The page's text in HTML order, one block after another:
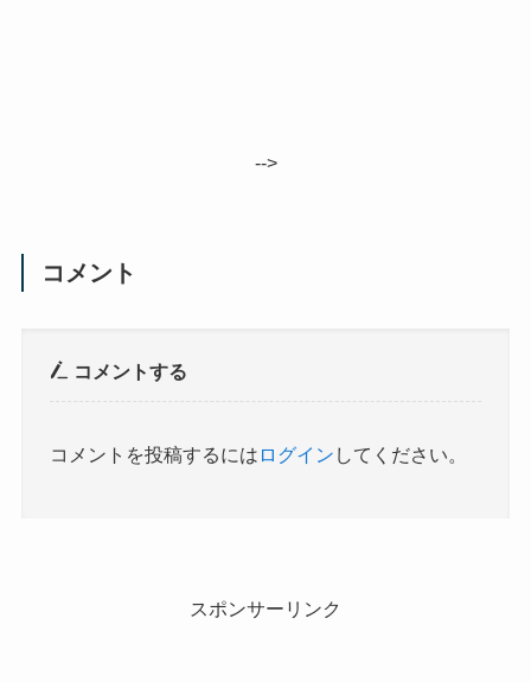
-->
コメント
コメントする
コメントを投稿するには ログイン してください。
スポンサーリンク